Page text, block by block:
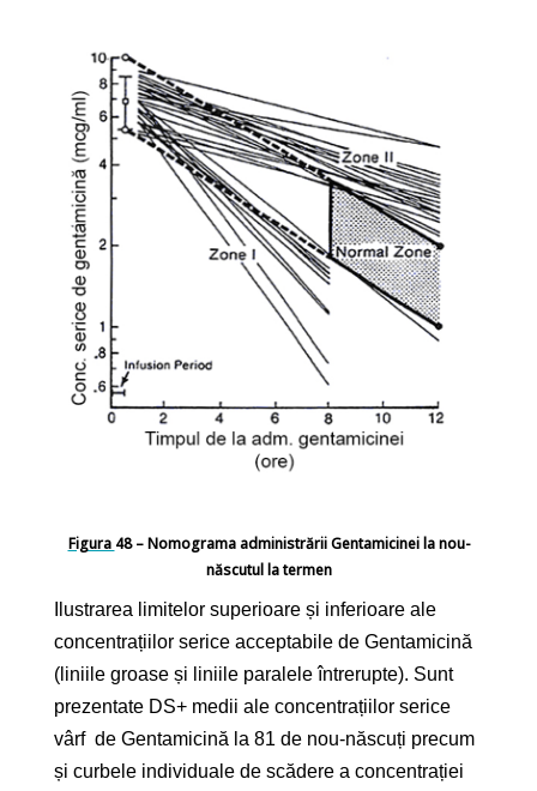
Figura 48– Nomograma administrării Gentamicinei la nou-
născutul la termen
Ilustrarea limitelor superioare și inferioare ale
concentrațiilor serice acceptabile de Gentamicină
(liniile groase și liniile paralele întrerupte). Sunt
prezentate DS+ medii ale concentrațiilor serice
vârf de Gentamicină la 81 de nou-născuți precum
și curbele individuale de scădere a concentrației